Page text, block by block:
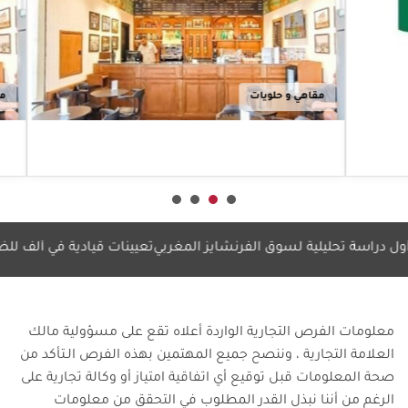
مقاهي و حلويات
في الأسواق
الدولية
أعرف أكثر
تحليلية لسوق الفرنشايز المغربيتعيينات قيادية في ألف للضيافة
معلومات الفرص التجارية الواردة أعلاه تقع على مسؤولية مالك
العلامة التجارية ، وننصح جميع المهتمين بهذه الفرص الـتأكد من
صحة المعلومات قبل توقيع أي اتفاقية امتياز أو وكالة تجارية على
الرغم من أننا نبذل القدر المطلوب في التحقق من معلومات